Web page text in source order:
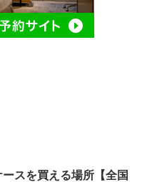
ースを買える場所【全国